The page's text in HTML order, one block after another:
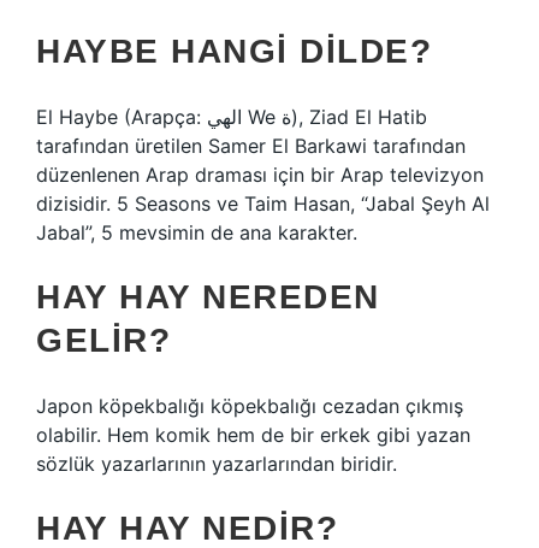
HAYBE HANGI DILDE?
El Haybe (Arapça: الهي We ة), Ziad El Hatib
tarafından üretilen Samer El Barkawi tarafından
düzenlenen Arap draması için bir Arap televizyon
dizisidir. 5 Seasons ve Taim Hasan, “Jabal Şeyh Al
Jabal”, 5 mevsimin de ana karakter.
HAY HAY NEREDEN
GELIR?
Japon köpekbalığı köpekbalığı cezadan çıkmış
olabilir. Hem komik hem de bir erkek gibi yazan
sözlük yazarlarının yazarlarından biridir.
HAY HAY NEDIR?